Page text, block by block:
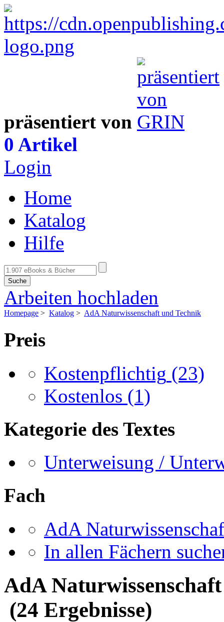
präsentiert von
0 Artikel
Login
Home
Katalog
Hilfe
Suche
Arbeiten hochladen
Homepage > Katalog > AdA Naturwissenschaft und Technik
Preis
Kostenpflichtig (23)
Kostenlos (1)
Kategorie des Textes
Unterweisung /
Fach
AdA
In allen Fächern
AdA
(24 Ergebnisse)